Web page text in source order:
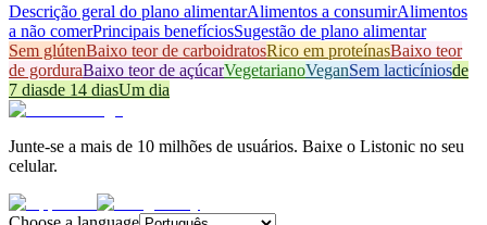
Descrição geral do plano alimentarAlimentos a consumirAlimentos
a não comerPrincipais benefíciosSugestão de plano alimentar
Sem glútenBaixo teor de carboidratosRico em proteínasBaixo teor
de gorduraBaixo teor de açúcarVegetarianoVeganSem lacticíniosde
7 diasde 14 diasUm dia
Junte-se a mais de 10 milhões de usuários. Baixe o Listonic no seu
celular.